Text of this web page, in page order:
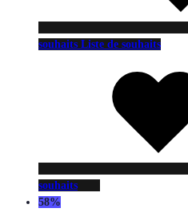
souhaits Liste de souhaits
souhaits
58%